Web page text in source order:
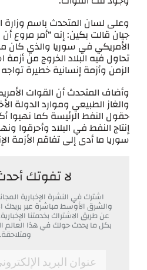
وعلى لسان المتحدث باسم وزارة
جيان قالت بكين: إنه “أمر مروع
الأمريكي في سوريا والذي كان
تحاول فيه البلاد الخروج من
الزمن وأزمة إنسانية خطيرة
وأضاف المتحدث أن القوات
والغاز الطبيعي وموارد الدولة
إنتاج النفط في البلاد وأحرقوا
سوريا ما أدى إلى تفاقم الأزمة
لا تفوتك
اشترك في النشرة الإخبارية
والشرق الأوسط مباشرة عبر
عن طريق الاشتراك بخدمتنا
بكل ما يحدث حولك في هذا
ومتلاحقة.